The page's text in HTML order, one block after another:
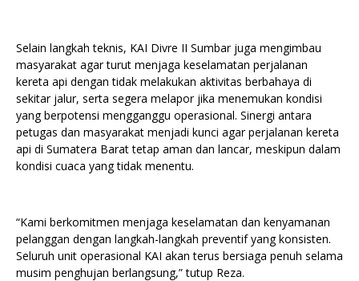
Selain langkah teknis, KAI Divre II Sumbar juga mengimbau
masyarakat agar turut menjaga keselamatan perjalanan
kereta api dengan tidak melakukan aktivitas berbahaya di
sekitar jalur, serta segera melapor jika menemukan kondisi
yang berpotensi mengganggu operasional. Sinergi antara
petugas dan masyarakat menjadi kunci agar perjalanan kereta
api di Sumatera Barat tetap aman dan lancar, meskipun dalam
kondisi cuaca yang tidak menentu.
“Kami berkomitmen menjaga keselamatan dan kenyamanan
pelanggan dengan langkah-langkah preventif yang konsisten.
Seluruh unit operasional KAI akan terus bersiaga penuh selama
musim penghujan berlangsung,” tutup Reza.